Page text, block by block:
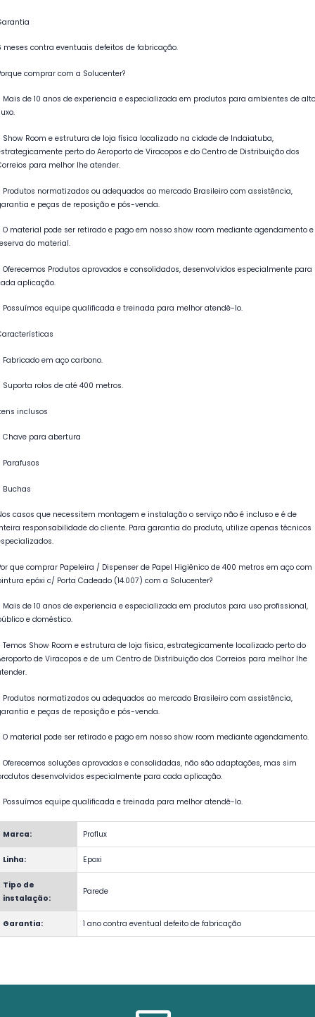
meses contra eventuais defeitos de fabricação.
comprar com a Solucenter?
Mais de 10 anos de experiencia e especializada em produtos para ambientes de alto
Show Room e estrutura de loja física localizado na cidade de Indaiatuba,
perto do Aeroporto de Viracopos e do Centro de Distribuição dos
para melhor lhe atender.
Produtos normatizados ou adequados ao mercado Brasileiro com assistência,
e peças de reposição e pós-venda.
O material pode ser retirado e pago em nosso show room mediante agendamento e
do material.
Produtos aprovados e consolidados, desenvolvidos especialmente para
aplicação.
Possuímos equipe qualificada e treinada para melhor atendê-lo.
Fabricado em aço carbono.
Suporta rolos de até 400 metros.
inclusos
Chave para abertura
Buchas
casos que necessitem montagem e instalação o serviço não é incluso e é de
responsabilidade do cliente. Para garantia do produto, utilize apenas técnicos
que comprar Papeleira / Dispenser de Papel Higiênico de 400 metros em aço com
epóxi c/ Porta Cadeado (14.007) com a Solucenter?
Mais de 10 anos de experiencia e especializada em produtos para uso profissional,
e doméstico.
Temos Show Room e estrutura de loja física, estrategicamente localizado perto do
de Viracopos e de um Centro de Distribuição dos Correios para melhor lhe
Produtos normatizados ou adequados ao mercado Brasileiro com assistência,
e peças de reposição e pós-venda.
O material pode ser retirado e pago em nosso show room mediante agendamento.
Oferecemos soluções aprovadas e consolidadas, não são adaptações, mas sim
desenvolvidos especialmente para cada aplicação.
Possuímos equipe qualificada e treinada para melhor atendê-lo.
Marca: Proflux
Linha: Epoxi
Tipo de
instalação:
Parede
Garantia: 1 ano contra eventual defeito de fabricação